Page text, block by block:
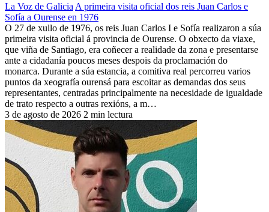
La Voz de Galicia A primeira visita oficial dos reis Juan Carlos e
Sofía a Ourense en 1976
O 27 de xullo de 1976, os reis Juan Carlos I e Sofía realizaron a súa
primeira visita oficial á provincia de Ourense. O obxecto da viaxe,
que viña de Santiago, era coñecer a realidade da zona e presentarse
ante a cidadanía poucos meses despois da proclamación do
monarca. Durante a súa estancia, a comitiva real percorreu varios
puntos da xeografía ourensá para escoitar as demandas dos seus
representantes, centradas principalmente na necesidade de igualdade
de trato respecto a outras rexións, a m…
3 de agosto de 2026 2 min lectura